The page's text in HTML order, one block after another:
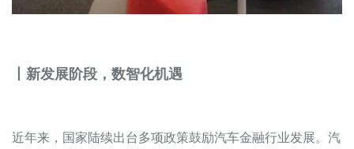
丨新发展阶段，数智化机遇
近年来，国家陆续出台多项政策鼓励汽车金融行业发展。汽